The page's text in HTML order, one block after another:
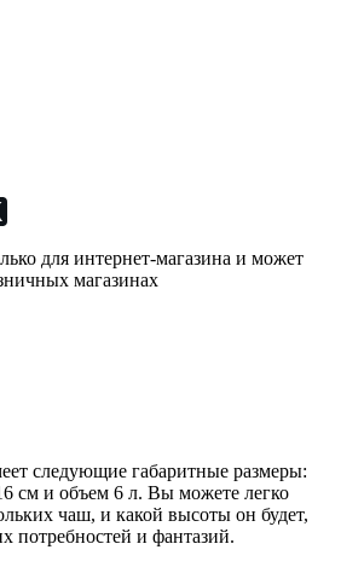
для интернет-магазина и может
магазинах
следующие габаритные размеры:
см и объем 6 л. Вы можете легко
чаш, и какой высоты он будет,
потребностей и фантазий.